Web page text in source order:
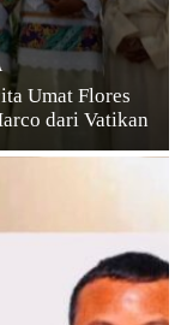
Umat Flores
dari Vatikan